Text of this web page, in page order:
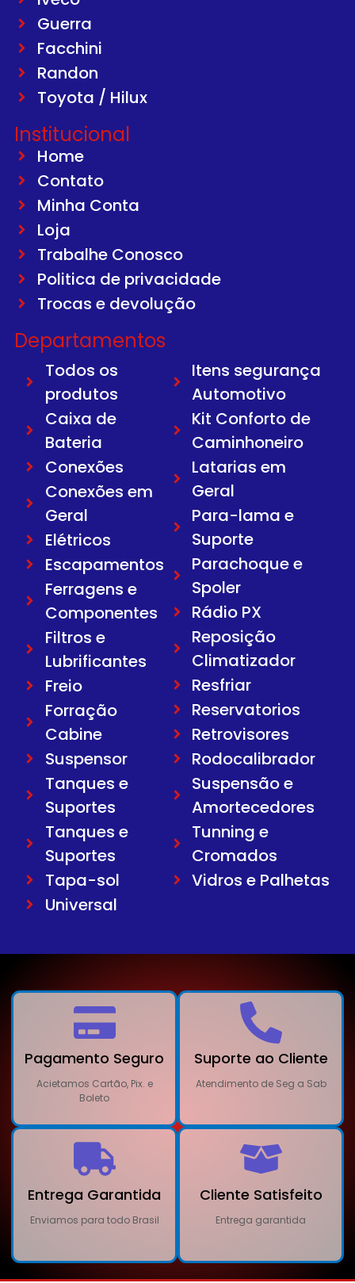
Guerra
Facchini
Randon
Toyota / Hilux
Institucional
Home
Contato
Minha Conta
Loja
Trabalhe Conosco
Politica de privacidade
Trocas e devolução
Departamentos
Todos os
produtos
Caixa de
Bateria
Conexões
Conexões em
Geral
Elétricos
Escapamentos
Ferragens e
Componentes
Filtros e
Lubrificantes
Freio
Forração
Cabine
Suspensor
Tanques e
Suportes
Tanques e
Suportes
Tapa-sol
Universal
Itens segurança
Automotivo
Kit Conforto de
Caminhoneiro
Latarias em
Geral
Para-lama e
Suporte
Parachoque e
Spoler
Rádio PX
Reposição
Climatizador
Resfriar
Reservatorios
Retrovisores
Rodocalibrador
Suspensão e
Amortecedores
Tunning e
Cromados
Vidros e Palhetas
Pagamento Seguro
Acietamos Cartão, Pix. e
Boleto
Suporte ao Cliente
Atendimento de Seg a Sab
Entrega Garantida
Enviamos para todo Brasil
Cliente Satisfeito
Entrega garantida